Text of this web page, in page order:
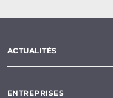
ACTUALITÉS
ENTREPRISES